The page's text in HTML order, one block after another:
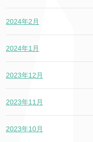
2024年2月
2024年1月
2023年12月
2023年11月
2023年10月